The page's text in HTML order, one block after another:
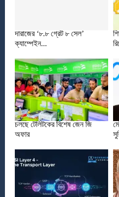
দারাজের ‘৮.৮ গ্রেট ৮ সেল’
ক্যাম্পেইন...
চলছে টেলিটকের বিশেষ জেন জি
অফার